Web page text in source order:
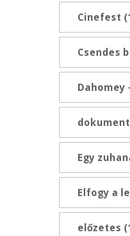
Cinefest
Csendes
Dahomey
Egy
Elfogy a
előzetes